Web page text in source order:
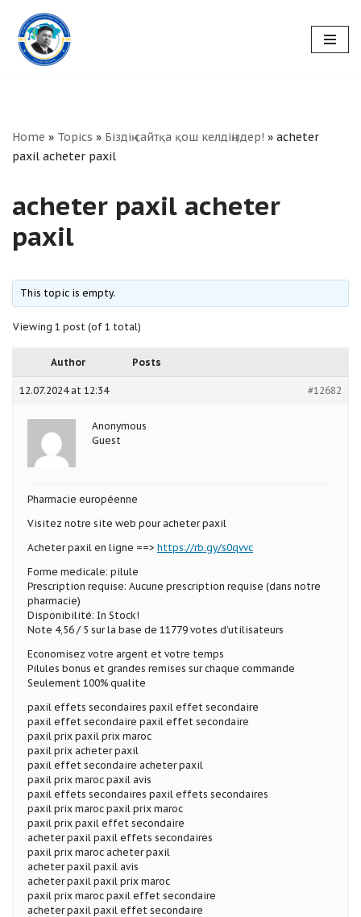
Skip
to
Home » Topics » Біздің сайтқа қош келдіңіздер! » acheter
paxil acheter paxil
acheter paxil acheter
paxil
This topic is empty.
Viewing 1 post (of 1 total)
Author Posts
12.07.2024 at 12:34 #12682
Anonymous
Guest
Pharmacie européenne
Visitez notre site web pour acheter paxil
Acheter paxil en ligne ==> https://rb.gy/s0qvvc
Forme medicale: pilule
Prescription requise: Aucune prescription requise (dans notre
pharmacie)
Disponibilité: In Stock!
Note 4,56 / 5 sur la base de 11779 votes d’utilisateurs
Economisez votre argent et votre temps
Pilules bonus et grandes remises sur chaque commande
Seulement 100% qualite
paxil effets secondaires paxil effet secondaire
paxil effet secondaire paxil effet secondaire
paxil prix paxil prix maroc
paxil prix acheter paxil
paxil effet secondaire acheter paxil
paxil prix maroc paxil avis
paxil effets secondaires paxil effets secondaires
paxil prix maroc paxil prix maroc
paxil prix paxil effet secondaire
acheter paxil paxil effets secondaires
paxil prix maroc acheter paxil
acheter paxil paxil avis
acheter paxil paxil prix maroc
paxil prix maroc paxil effet secondaire
acheter paxil paxil effet secondaire